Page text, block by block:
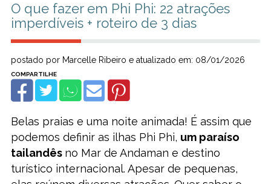
O que fazer em Phi Phi: 22 atrações
imperdíveis + roteiro de 3 dias
postado por Marcelle Ribeiro e atualizado em: 08/01/2026
Belas praias e uma noite animada! É assim que
podemos definir as ilhas Phi Phi, um paraíso
tailandês no Mar de Andaman e destino
turístico internacional. Apesar de pequenas,